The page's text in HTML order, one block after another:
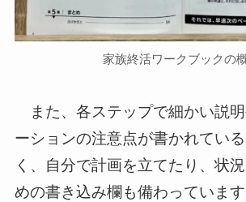
家族終活ワークブックの
また、各ステップで細かい説
ーションの注意点が書かれてい
く、自分で計画を立てたり、状
めの書き込み欄も備わっていま